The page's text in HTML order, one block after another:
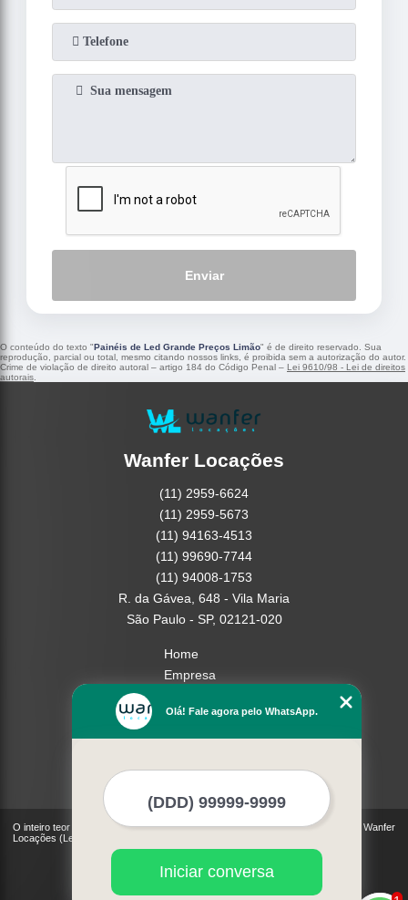
Enviar
O conteúdo do texto "Painéis de Led Grande Preços Limão" é de direito reservado. Sua
reprodução, parcial ou total, mesmo citando nossos links, é proibida sem a autorização do autor.
Crime de violação de direito autoral – artigo 184 do Código Penal – Lei 9610/98 - Lei de direitos
autorais
Wanfer Locações
(11) 2959-6624
(11) 2959-5673
(11) 94163-4513
(11) 99690-7744
(11) 94008-1753
R. da Gávea, 648 - Vila Maria
São Paulo - SP, 02121-020
Home
Empresa
Serviços
Contato
O inteiro teor deste site está sujeito à proteção de direitos autorais. Copyright© Wanfer
Locações (Lei 9610 de 19/02/1998)
Olá! Fale agora pelo WhatsApp.
Iniciar conversa